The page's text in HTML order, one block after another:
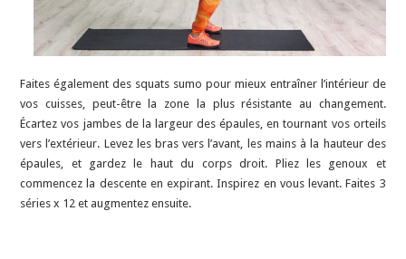
Faites également des squats sumo pour mieux entraîner l’intérieur de
vos cuisses, peut-être la zone la plus résistante au changement.
Écartez vos jambes de la largeur des épaules, en tournant vos orteils
vers l’extérieur. Levez les bras vers l’avant, les mains à la hauteur des
épaules, et gardez le haut du corps droit. Pliez les genoux et
commencez la descente en expirant. Inspirez en vous levant. Faites 3
séries x 12 et augmentez ensuite.